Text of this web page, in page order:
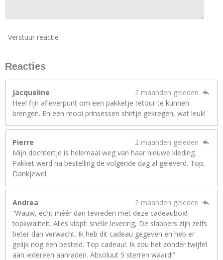
Verstuur reactie
Reacties
Jacqueline
2 maanden geleden
Heel fijn afleverpunt om een pakketje retour te kunnen
brengen. En een mooi prinsessen shirtje gekregen, wat leuk!
Pierre
2 maanden geleden
Mijn dochtertje is helemaal weg van haar nieuwe kleding.
Pakket werd na bestelling de volgende dag al geleverd. Top,
Dankjewel.
Andrea
2 maanden geleden
“Wauw, echt méér dan tevreden met deze cadeaubox!
topkwaliteit. Alles klopt: snelle levering, De slabbers zijn zelfs
beter dan verwacht. Ik heb dit cadeau gegeven en heb er
gelijk nog een besteld. Top cadeau!. Ik zou het zonder twijfel
aan iedereen aanraden. Absoluut 5 sterren waard!”